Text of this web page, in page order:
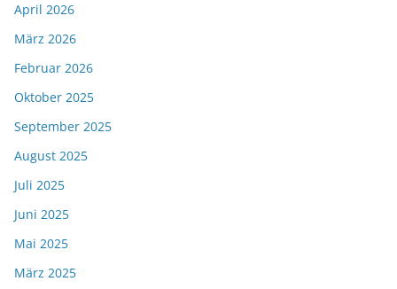
April 2026
März 2026
Februar 2026
Oktober 2025
September 2025
August 2025
Juli 2025
Juni 2025
Mai 2025
März 2025